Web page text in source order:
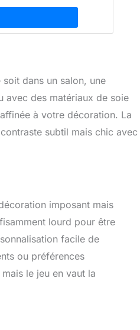
dans un salon, une
avec des matériaux de soie
à votre décoration. La
subtil mais chic avec
imposant mais
lourd pour être
facile de
ou préférences
le jeu en vaut la